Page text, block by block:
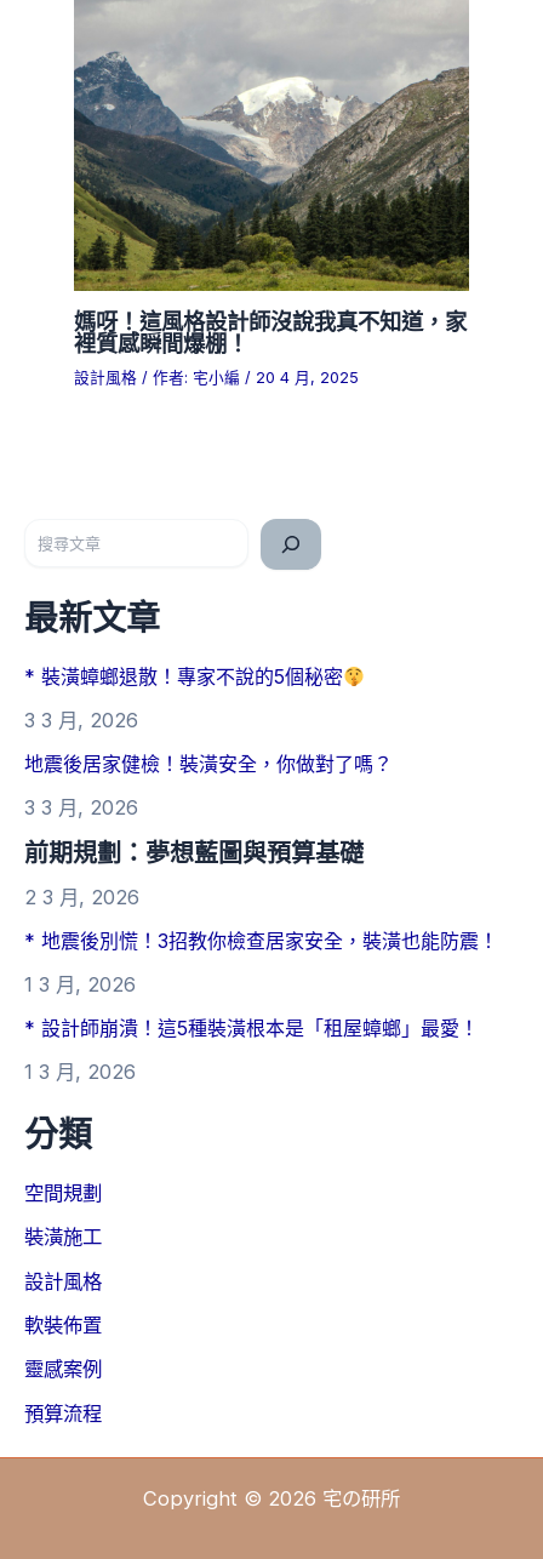
媽呀！這風格設計師沒說我真不知道，家
裡質感瞬間爆棚！
設計風格 / 作者: 宅小編/ 20 4 月, 2025
最新文章
* 裝潢蟑螂退散！專家不說的5個秘密
3 3 月, 2026
地震後居家健檢！裝潢安全，你做對了嗎？
3 3 月, 2026
前期規劃：夢想藍圖與預算基礎
2 3 月, 2026
* 地震後別慌！3招教你檢查居家安全，裝潢也能防震！
1 3 月, 2026
* 設計師崩潰！這5種裝潢根本是「租屋蟑螂」最愛！
1 3 月, 2026
分類
空間規劃
裝潢施工
設計風格
軟裝佈置
靈感案例
預算流程
Copyright © 2026 宅の研所